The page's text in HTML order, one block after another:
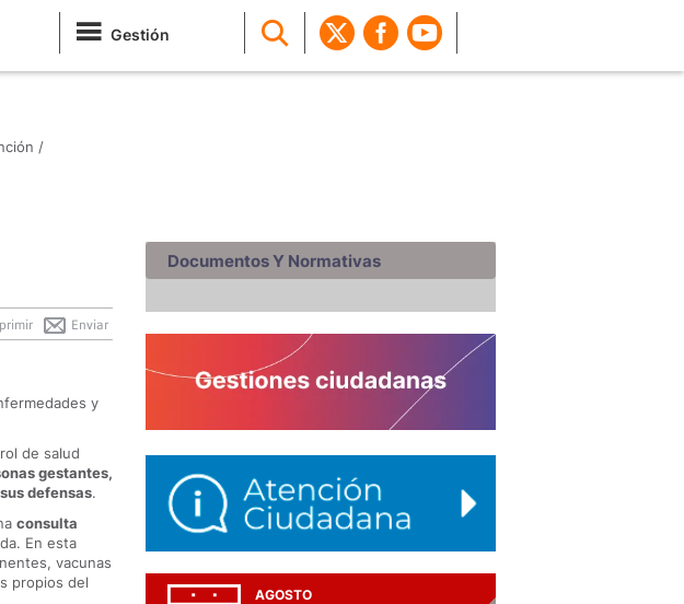
Gestión
/
Enviar
y
de salud
gestantes,
defensas.
consulta
En esta
vacunas
propios del
Documentos Y Normativas
AGOSTO